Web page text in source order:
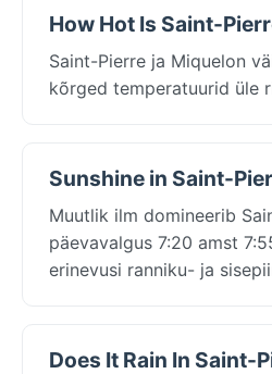
How Hot Is Saint-
Saint-Pierre ja Miquelon
kõrged temperatuurid üle
Sunshine in Saint-
Muutlik ilm domineerib
päevavalgus 7:20 amst
erinevusi ranniku- ja
Does It Rain In Saint-